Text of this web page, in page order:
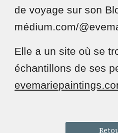
de voyage sur son
médium.com/
Elle a un site où se
échantillons de ses